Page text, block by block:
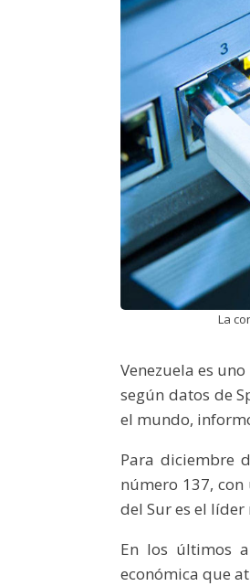
La
Venezuela es
según datos de
el mundo,
Para diciembre
número 137,
del Sur es el
En los últimos
económica que